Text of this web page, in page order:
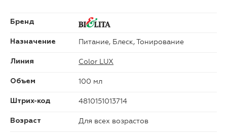
Бренд
Назначение Питание, Блеск, Тонирование
Линия Color LUX
Объем 100 мл
Штрих-код 4810151013714
Возраст Для всех возрастов